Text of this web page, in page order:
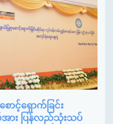
ာင့်ရှောက်ခြင်း
ား ပြန်လည်သုံးသပ်